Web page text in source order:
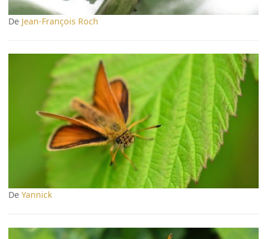
De Jean-François Roch
DeYannick